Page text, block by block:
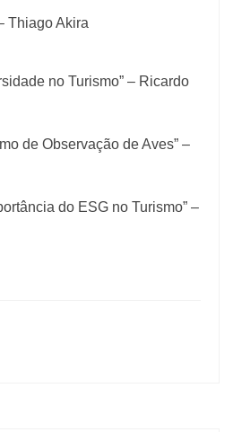
Thiago Akira
no Turismo” – Ricardo
de Observação de Aves” –
do ESG no Turismo” –